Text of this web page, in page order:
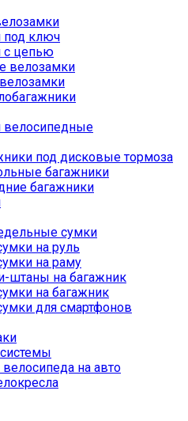
под ключ
с цепью
велозамки
велосипедные
под дисковые тормоза
багажники
багажники
сумки
на руль
на раму
штаны на багажник
на багажник
для смартфонов
на авто